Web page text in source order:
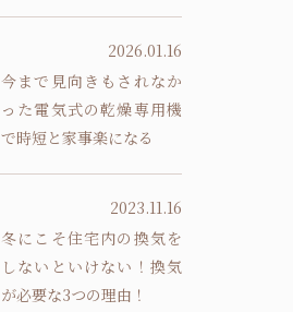
2026.01.16
今まで見向きもされなか
った電気式の乾燥専用機
で時短と家事楽になる
2023.11.16
冬にこそ住宅内の換気を
しないといけない！換気
が必要な3つの理由！